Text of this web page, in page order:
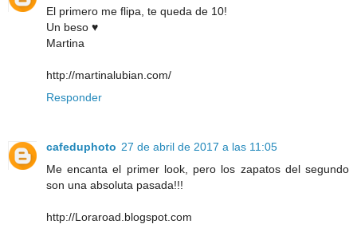
El primero me flipa, te queda de 10!
Un beso ♥
Martina
http://martinalubian.com/
Responder
cafeduphoto 27 de abril de 2017 a las 11:05
Me encanta el primer look, pero los zapatos del segundo
son una absoluta pasada!!!
http://Loraroad.blogspot.com